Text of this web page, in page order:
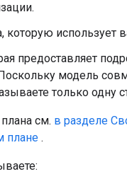
которую использует
предоставляет
модель
только одну
см. в разделе
плане .